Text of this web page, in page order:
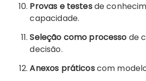
Provas e testesde
capacidade.
Seleção como processo de
decisão.
Anexos práticoscom